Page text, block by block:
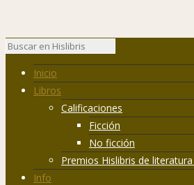
Inicio
Libros
Calificaciones
Ficción
No ficción
Premios Hislibris de
Info